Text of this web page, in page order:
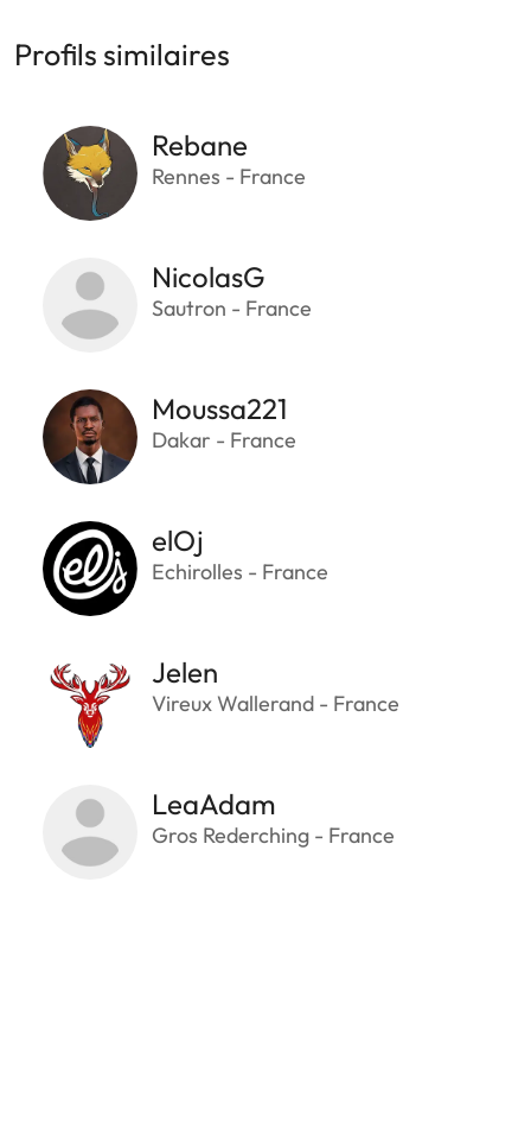
Profils similaires
Rebane
Rennes - France
NicolasG
Sautron - France
Moussa221
Dakar - France
elOj
Echirolles - France
Jelen
Vireux Wallerand - France
LeaAdam
Gros Rederching - France